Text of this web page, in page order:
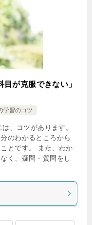
が克服できない」
学習のコツ
、コツがあります。
のわかるところから
とです。 また、わか
く、疑問・質問をし